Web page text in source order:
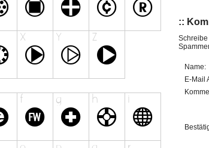
::
Schreibe
Name:
E-Mail